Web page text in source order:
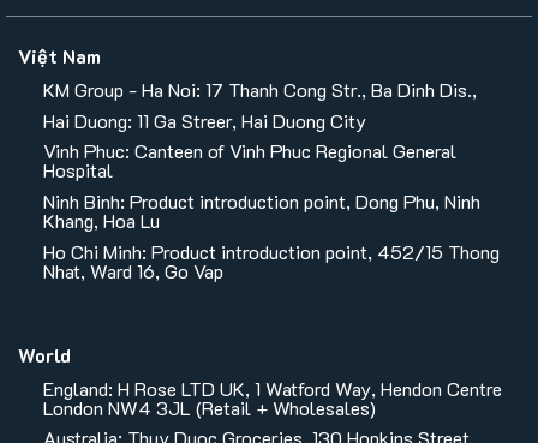
Việt Nam
KM Group - Ha Noi: 17 Thanh Cong Str., Ba Dinh Dis.,
Hai Duong: 11 Ga Streer, Hai Duong City
Vinh Phuc: Canteen of Vinh Phuc Regional General
Hospital
Ninh Binh: Product introduction point, Dong Phu, Ninh
Khang, Hoa Lu
Ho Chi Minh: Product introduction point, 452/15 Thong
Nhat, Ward 16, Go Vap
World
England: H Rose LTD UK, 1 Watford Way, Hendon Centre
London NW4 3JL (Retail + Wholesales)